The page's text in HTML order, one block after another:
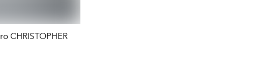
CHRISTOPHER